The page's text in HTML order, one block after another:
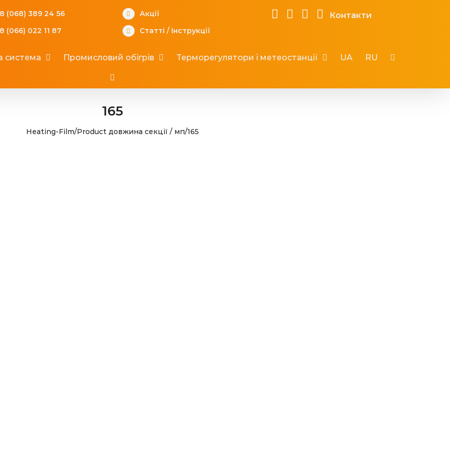
(068) 389 24 56
(066) 022 11 87
Акції
Статті / Інструкції
Контакти
система Промисловий обігрів Терморегулятори і метеостанції UA RU
165
Heating-Film/Product довжина секції / мп/165